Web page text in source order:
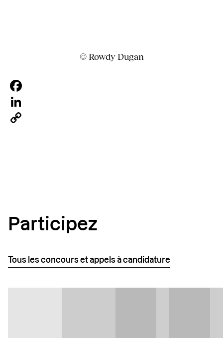
© Rowdy Dugan
Facebook
LinkedIn
Participez
Tous les concours et appels à candidature